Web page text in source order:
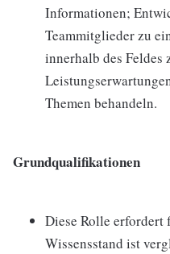
Informationen;
Teammitglieder zu
innerhalb des Feldes
Themen behandeln.
Grundqualifikationen
Diese Rolle erfordert
Wissensstand ist